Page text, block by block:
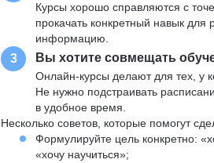
Курсы хорошо справляются с
прокачать конкретный навык
информацию.
3 Вы хотите совмещать
Онлайн-курсы делают для тех, у
Не нужно подстраивать
в удобное время.
Несколько советов, которые помогут
Формулируйте цель конкретно:
«хочу научиться»;